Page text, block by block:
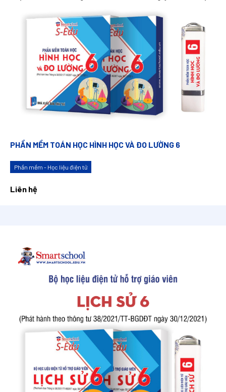
PHẦN MỀM TOÁN HỌC HÌNH HỌC VÀ ĐO LƯỜNG 6
Phần mềm - Học liệu điện tử
Liên hệ